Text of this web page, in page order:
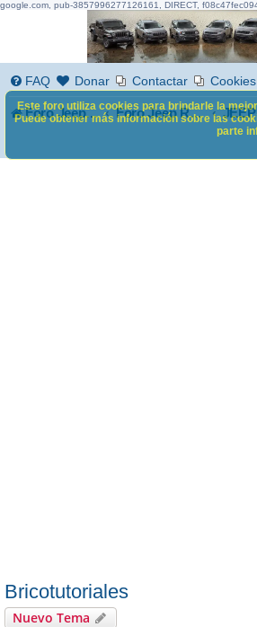
google.com, pub-3857996277126161, DIRECT,
FAQ Donar Contactar Cookies
Foro Jeep Renegade Foro Jeep Renegade
Bricotutoriales
Nuevo Tema
Este foro utiliza cookies para brindarle la
Puede obtener más información sobre las
parte